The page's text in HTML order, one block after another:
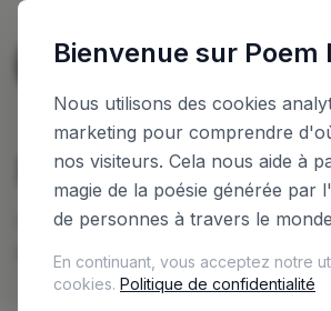
Bienvenue sur Poem
Nous utilisons des cookies
marketing pour comprendre
nos visiteurs. Cela nous aide à
magie de la poésie générée par
de personnes à travers le
En continuant, vous acceptez notre
cookies. Politique de confidentialité
Planifiez votre
Configurez votre booth et
instantane